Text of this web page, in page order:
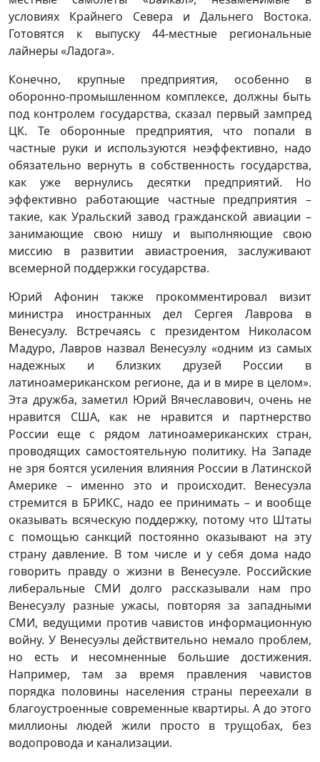
условиях Крайнего Севера и Дальнего Востока.
Готовятся к выпуску 44-местные региональные
лайнеры «Ладога».
Конечно, крупные предприятия, особенно в
оборонно-промышленном комплексе, должны быть
под контролем государства, сказал первый зампред
ЦК. Те оборонные предприятия, что попали в
частные руки и используются неэффективно, надо
обязательно вернуть в собственность государства,
как уже вернулись десятки предприятий. Но
эффективно работающие частные предприятия –
такие, как Уральский завод гражданской авиации –
занимающие свою нишу и выполняющие свою
миссию в развитии авиастроения, заслуживают
всемерной поддержки государства.
Юрий Афонин также прокомментировал визит
министра иностранных дел Сергея Лаврова в
Венесуэлу. Встречаясь с президентом Николасом
Мадуро, Лавров назвал Венесуэлу «одним из самых
надежных и близких друзей России в
латиноамериканском регионе, да и в мире в целом».
Эта дружба, заметил Юрий Вячеславович, очень не
нравится США, как не нравится и партнерство
России еще с рядом латиноамериканских стран,
проводящих самостоятельную политику. На Западе
не зря боятся усиления влияния России в Латинской
Америке – именно это и происходит. Венесуэла
стремится в БРИКС, надо ее принимать – и вообще
оказывать всяческую поддержку, потому что Штаты
с помощью санкций постоянно оказывают на эту
страну давление. В том числе и у себя дома надо
говорить правду о жизни в Венесуэле. Российские
либеральные СМИ долго рассказывали нам про
Венесуэлу разные ужасы, повторяя за западными
СМИ, ведущими против чавистов информационную
войну. У Венесуэлы действительно немало проблем,
но есть и несомненные большие достижения.
Например, там за время правления чавистов
порядка половины населения страны переехали в
благоустроенные современные квартиры. А до этого
миллионы людей жили просто в трущобах, без
водопровода и канализации.